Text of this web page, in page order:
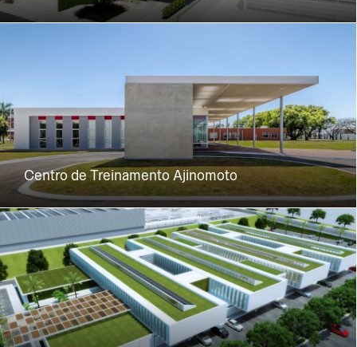
Centro de Treinamento Ajinomoto